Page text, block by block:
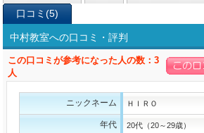
口コミ(5)
中村教室への口コミ・評判
この口コミが参考になった人の数：3
人
ニックネーム ＨＩＲＯ
年代 20代（20～29歳）